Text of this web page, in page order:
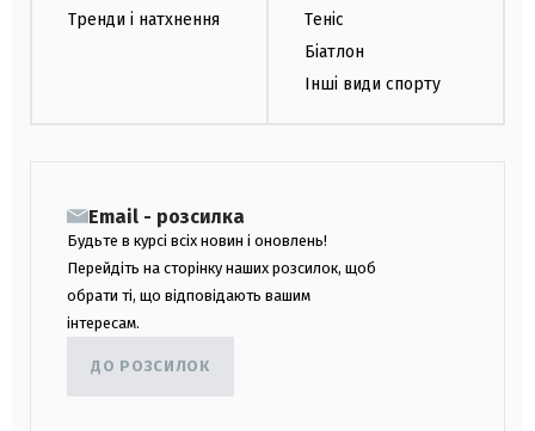
Тренди і натхнення
Теніс
Біатлон
Інші види спорту
Email - розсилка
Будьте в курсі всіх новин і оновлень!
Перейдіть на сторінку наших розсилок, щоб
обрати ті, що відповідають вашим
інтересам.
ДО РОЗСИЛОК